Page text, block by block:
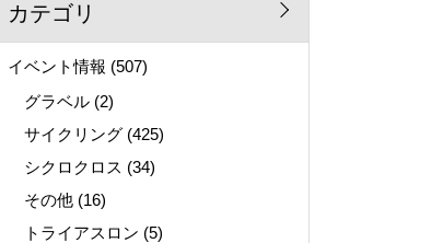
カテゴリ
イベント情報 (507)
グラベル (2)
サイクリング (425)
シクロクロス (34)
その他 (16)
トライアスロン (5)